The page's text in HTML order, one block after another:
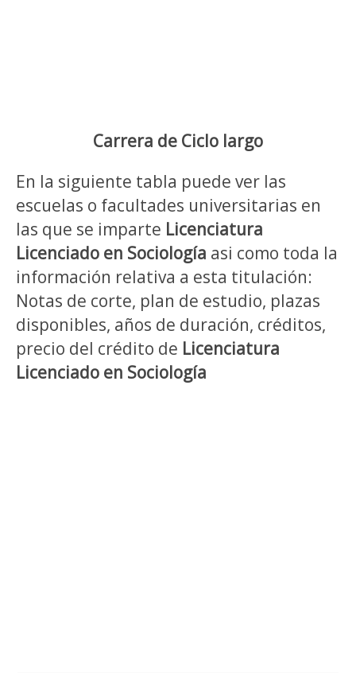
Carrera de Ciclo largo
En la siguiente tabla puede ver las
escuelas o facultades universitarias en
las que se imparte Licenciatura
Licenciado en Sociología asi como toda la
información relativa a esta titulación:
Notas de corte, plan de estudio, plazas
disponibles, años de duración, créditos,
precio del crédito de Licenciatura
Licenciado en Sociología